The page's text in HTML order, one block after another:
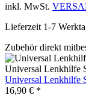
inkl. MwSt.
Lieferzeit 1-7
Zubehör direkt
Universal Lenkhilfe
Universal Lenkhilfe
16,90 € *